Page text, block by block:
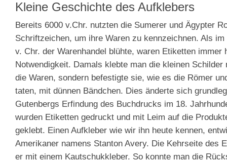
Kleine Geschichte des Aufklebers
Bereits 6000 v.Chr. nutzten die Sumerer und Ägypter
Schriftzeichen, um ihre Waren zu kennzeichnen. Als
v. Chr. der Warenhandel blühte, waren Etiketten immer
Notwendigkeit. Damals klebte man die kleinen Schilder
die Waren, sondern befestigte sie, wie es die Römer
taten, mit dünnen Bändchen. Dies änderte sich
Gutenbergs Erfindung des Buchdrucks im 18.
wurden Etiketten gedruckt und mit Leim auf die
geklebt. Einen Aufkleber wie wir ihn heute kennen,
Amerikaner namens Stanton Avery. Die Kehrseite des
er mit einem Kautschukkleber. So konnte man die